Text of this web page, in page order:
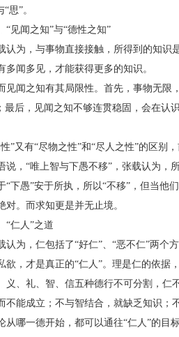
思”。
闻之知”与“德性之知”
为，与事物直接接触，所得到的知识是
多闻多见，才能获得更多的知识。
闻之知有其局限性。首先，事物无限
最后，见闻之知不够连贯稳固，会在认
又有“尽物之性”和“尽人之性”的区别，
“唯上智与下愚不移”，张载认为，所
“下愚”安于所执，所以“不移”，但当他
对。而求知更是并无止境。
人”之道
为，仁包括了“好仁”、“恶不仁”两个
欲，才是真正的“仁人”。理是仁的依据
、礼、智、信五种德行不可分割，仁
不能成立；不与智结合，就缺乏知识；
哪一德开始，都可以通往“仁人”的目标